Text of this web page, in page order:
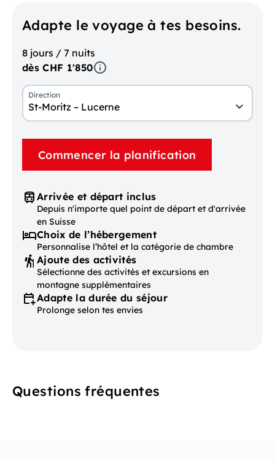
Adapte le voyage à tes besoins.
8 jours / 7 nuits
dès CHF 1'850
Direction
St-Moritz – Lucerne
Commencer la planification
Arrivée et départ inclus
Depuis n'importe quel point de départ et d'arrivée
en Suisse
Choix de l’hébergement
Personnalise l’hôtel et la catégorie de chambre
Ajoute des activités
Sélectionne des activités et excursions en
montagne supplémentaires
Adapte la durée du séjour
Prolonge selon tes envies
Questions fréquentes